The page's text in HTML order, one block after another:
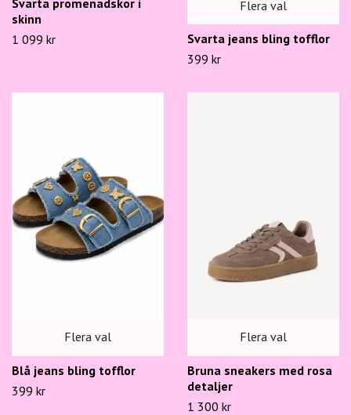
Svarta promenadskor i
skinn
1 099 kr
Flera val
Svarta jeans bling tofflor
399 kr
Flera val
Blå jeans bling tofflor
399 kr
Flera val
Bruna sneakers med rosa
detaljer
1 300 kr